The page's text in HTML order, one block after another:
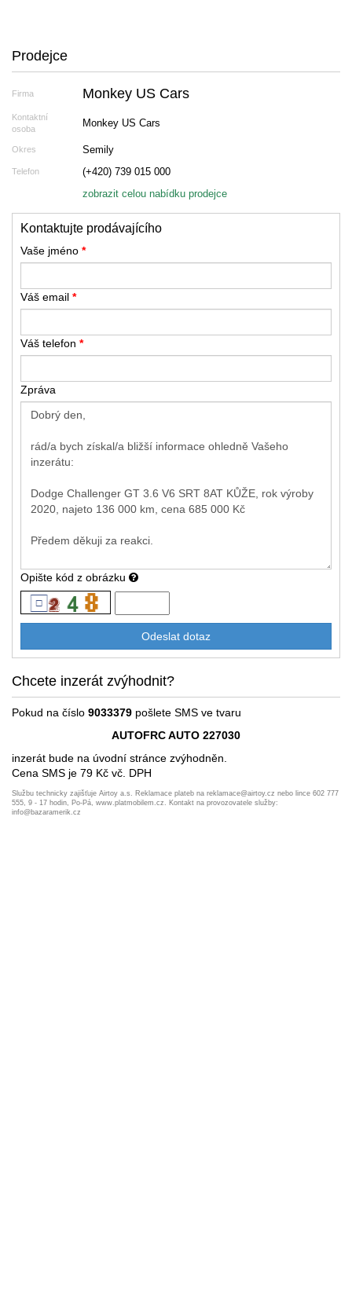
Prodejce
Firma Monkey US Cars
Kontaktní
osoba
Monkey US Cars
Okres Semily
Telefon
(+420) 739 015 000
zobrazit celou nabídku prodejce
Kontaktujte prodávajícího
Vaše jméno *
Váš email *
Váš telefon *
Zpráva
Opište kód z obrázku
Chcete inzerát zvýhodnit?
Pokud na číslo 9033379 pošlete SMS ve tvaru
AUTOFRC AUTO 227030
inzerát bude na úvodní stránce zvýhodněn.
Cena SMS je 79 Kč vč. DPH
Službu technicky zajišťuje Airtoy a.s. Reklamace plateb na reklamace@airtoy.cz nebo lince 602 777
555, 9 - 17 hodin, Po-Pá, www.platmobilem.cz. Kontakt na provozovatele služby:
info@bazaramerik.cz